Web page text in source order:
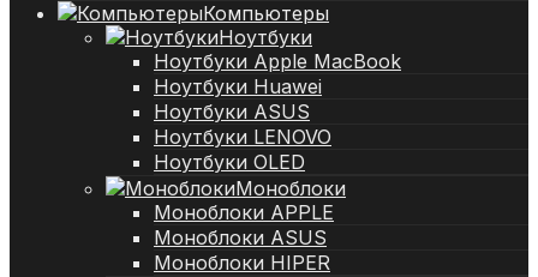
Компьютеры
Ноутбуки
Ноутбуки Apple MacBook
Ноутбуки Huawei
Ноутбуки ASUS
Ноутбуки LENOVO
Ноутбуки OLED
Моноблоки
Моноблоки APPLE
Моноблоки ASUS
Моноблоки HIPER